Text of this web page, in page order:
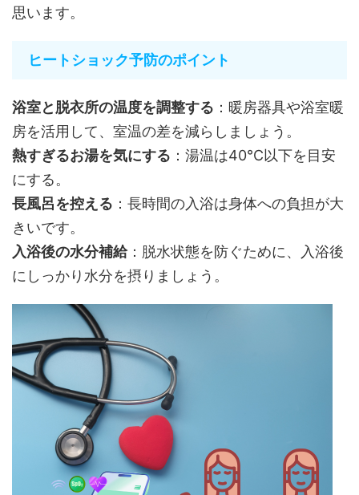
思います。
ヒートショック予防のポイント
浴室と脱衣所の温度を調整する ：暖房器具や浴室暖
房を活用して、室温の差を減らしましょう。
熱すぎるお湯を気にする ：湯温は40℃以下を目安
にする。
長風呂を控える ：長時間の入浴は身体への負担が大
きいです。
入浴後の水分補給：脱水状態を防ぐために、入浴後
にしっかり水分を摂りましょう。